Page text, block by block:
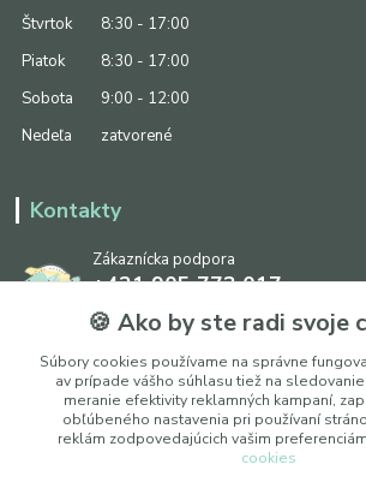
Štvrtok
8:30 - 17:00
Piatok
8:30 - 17:00
Sobota
9:00 - 12:00
Nedeľa
zatvorené
Kontakty
Zákaznícka podpora
+421 905 773 017
(Po-Pia, 8:30 - 17:00, So: 9:00 - 12:00)
info@ipapier.sk
🍪 Ako by ste radi svoje
Súbory cookies používame na správne
av prípade vášho súhlasu tiež na
meranie efektivity reklamných kampaní,
obľúbeného nastavenia pri používaní
reklám zodpovedajúcich vašim
cookies